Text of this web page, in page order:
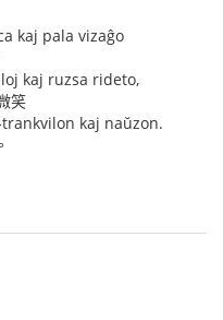
kaj pala vizaĝo
kaj ruzsa rideto,
笑
kaj naŭzon.